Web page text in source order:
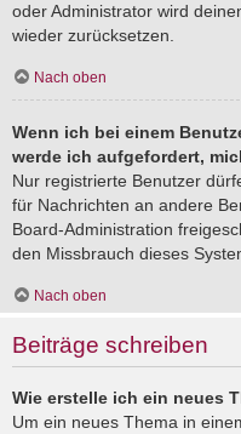
oder Administrator wird
wieder zurücksetzen.
Nach oben
Wenn ich bei einem
werde ich aufgefordert,
Nur registrierte Benutzer
für Nachrichten an andere
Board-Administration
den Missbrauch dieses
Nach oben
Beiträge schreiben
Wie erstelle ich ein neues
Um ein neues Thema in